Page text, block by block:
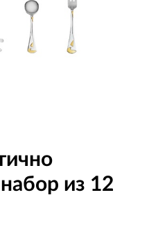
из 12